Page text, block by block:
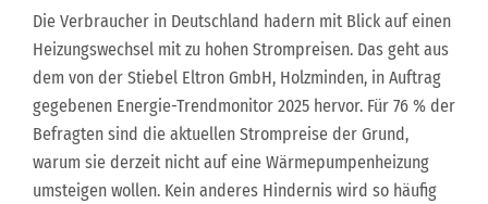
Die Verbraucher in Deutschland hadern mit Blick auf einen
Heizungswechsel mit zu hohen Strompreisen. Das geht aus
dem von der Stiebel Eltron GmbH, Holzminden, in Auftrag
gegebenen Energie-Trendmonitor 2025 hervor. Für 76 % der
Befragten sind die aktuellen Strompreise der Grund,
warum sie derzeit nicht auf eine Wärmepumpenheizung
umsteigen wollen. Kein anderes Hindernis wird so häufig